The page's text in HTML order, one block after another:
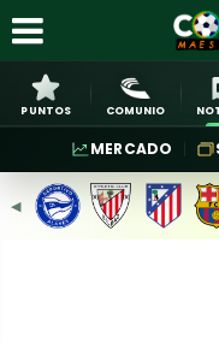
PUNTOS COMUNIO
MERCADO
◀︎